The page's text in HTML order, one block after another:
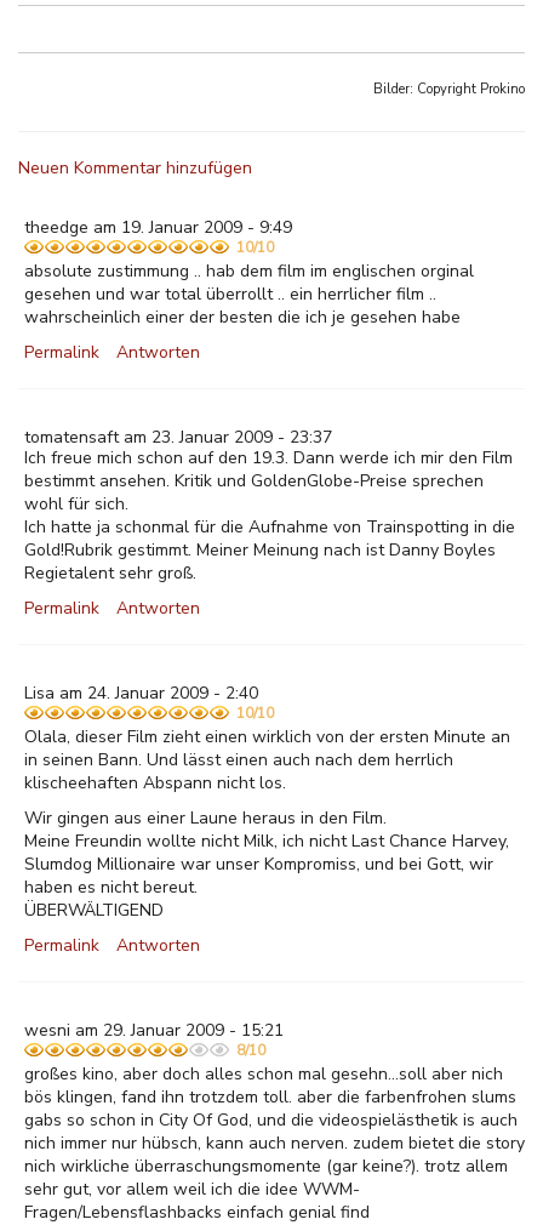
Bilder: Copyright Prokino
Neuen Kommentar hinzufügen
theedge am 19. Januar 2009 - 9:49
10/10
absolute zustimmung .. hab dem film im englischen orginal
gesehen und war total überrollt .. ein herrlicher film ..
wahrscheinlich einer der besten die ich je gesehen habe
Permalink
Antworten
tomatensaft am 23. Januar 2009 - 23:37
Ich freue mich schon auf den 19.3. Dann werde ich mir den Film
bestimmt ansehen. Kritik und GoldenGlobe-Preise sprechen
wohl für sich.
Ich hatte ja schonmal für die Aufnahme von Trainspotting in die
Gold!Rubrik gestimmt. Meiner Meinung nach ist Danny Boyles
Regietalent sehr groß.
Permalink
Antworten
Lisa am 24. Januar 2009 - 2:40
10/10
Olala, dieser Film zieht einen wirklich von der ersten Minute an
in seinen Bann. Und lässt einen auch nach dem herrlich
klischeehaften Abspann nicht los.
Wir gingen aus einer Laune heraus in den Film.
Meine Freundin wollte nicht Milk, ich nicht Last Chance Harvey,
Slumdog Millionaire war unser Kompromiss, und bei Gott, wir
haben es nicht bereut.
ÜBERWÄLTIGEND
Permalink
Antworten
wesni am 29. Januar 2009 - 15:21
8/10
großes kino, aber doch alles schon mal gesehn...soll aber nich
bös klingen, fand ihn trotzdem toll. aber die farbenfrohen slums
gabs so schon in City Of God, und die videospielästhetik is auch
nich immer nur hübsch, kann auch nerven. zudem bietet die story
nich wirkliche überraschungsmomente (gar keine?). trotz allem
sehr gut, vor allem weil ich die idee WWM-
Fragen/Lebensflashbacks einfach genial find